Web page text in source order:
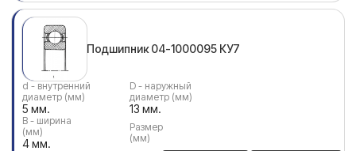
Подшипник 04-1000095 КУ7
d - внутренний
диаметр (мм)
5 мм.
D - наружный
диаметр (мм)
13 мм.
В - ширина
(мм)
4 мм.
Размер
(мм)